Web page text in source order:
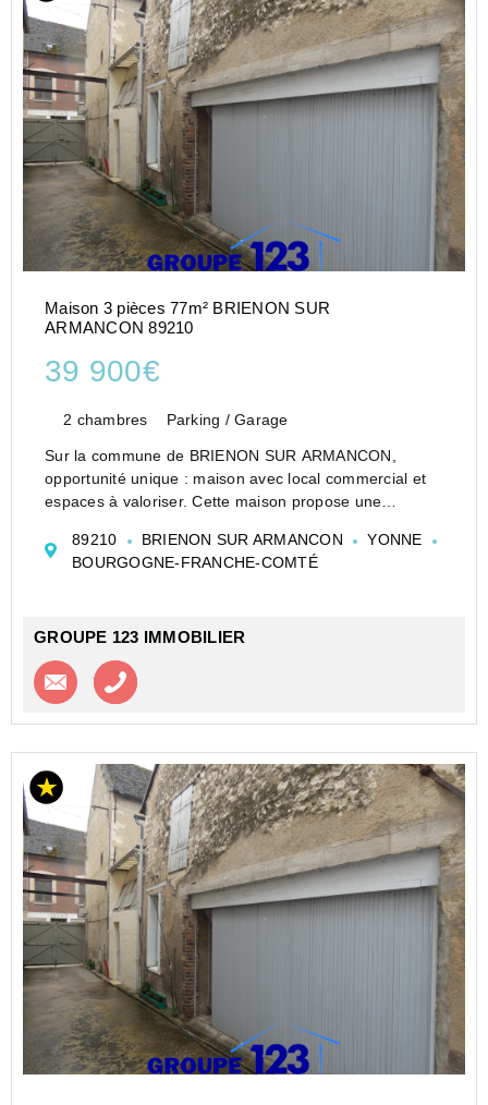
Maison 3 pièces 77m² BRIENON SUR
ARMANCON 89210
39 900€
2 chambres Parking / Garage
Sur la commune de BRIENON SUR ARMANCON,
opportunité unique : maison avec local commercial et
espaces à valoriser. Cette maison propose une
combinant habitation et activité professionnelle, ou
pour un investissem...
89210 BRIENON SUR ARMANCON
YONNE
BOURGOGNE-FRANCHE-COMTÉ
GROUPE 123 IMMOBILIER
Contacter l'agence